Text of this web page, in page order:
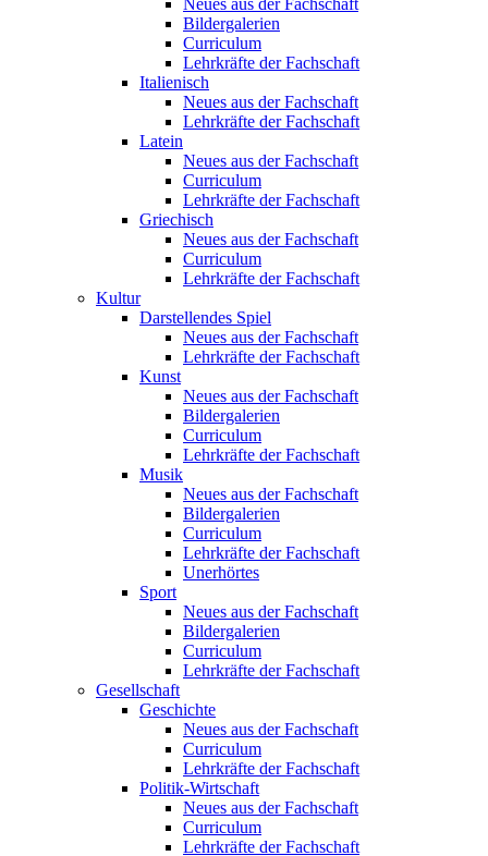
Neues aus der Fachschaft
Bildergalerien
Curriculum
Lehrkräfte der Fachschaft
Italienisch
Neues aus der Fachschaft
Lehrkräfte der Fachschaft
Latein
Neues aus der Fachschaft
Curriculum
Lehrkräfte der Fachschaft
Griechisch
Neues aus der Fachschaft
Curriculum
Lehrkräfte der Fachschaft
Kultur
Darstellendes Spiel
Neues aus der Fachschaft
Lehrkräfte der Fachschaft
Kunst
Neues aus der Fachschaft
Bildergalerien
Curriculum
Lehrkräfte der Fachschaft
Musik
Neues aus der Fachschaft
Bildergalerien
Curriculum
Lehrkräfte der Fachschaft
Unerhörtes
Sport
Neues aus der Fachschaft
Bildergalerien
Curriculum
Lehrkräfte der Fachschaft
Gesellschaft
Geschichte
Neues aus der Fachschaft
Curriculum
Lehrkräfte der Fachschaft
Politik-Wirtschaft
Neues aus der Fachschaft
Curriculum
Lehrkräfte der Fachschaft